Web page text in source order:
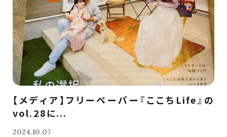
【メディア】フリーペーパー『ここちLife』の
vol.28に...
2024.10.07